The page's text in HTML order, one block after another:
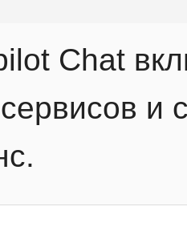
Chat
и